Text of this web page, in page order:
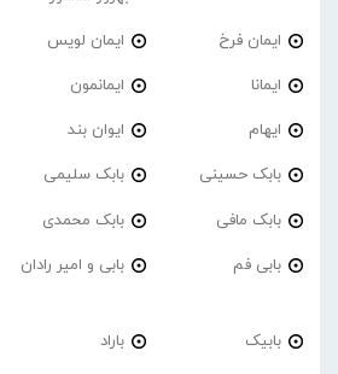
ایمان فرخ ایمان لویس
ایمانا ایمانمون
ایهام ایوان بند
بابک حسینی بابک سلیمی
بابک مافی بابک محمدی
بابی فم بابی و امیر رادان
بابیک باراد